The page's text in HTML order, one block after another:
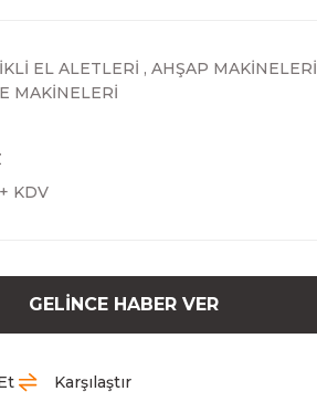
EL ALETLERİ , AHŞAP MAKİNELERİ
MAKİNELERİ
KDV
GELİNCE HABER VER
Karşılaştır